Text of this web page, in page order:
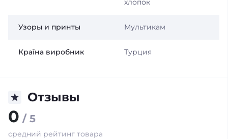
хлопок
Узоры и принты Мультикам
Країна виробник Турция
Отзывы
0 / 5
средний рейтинг товара